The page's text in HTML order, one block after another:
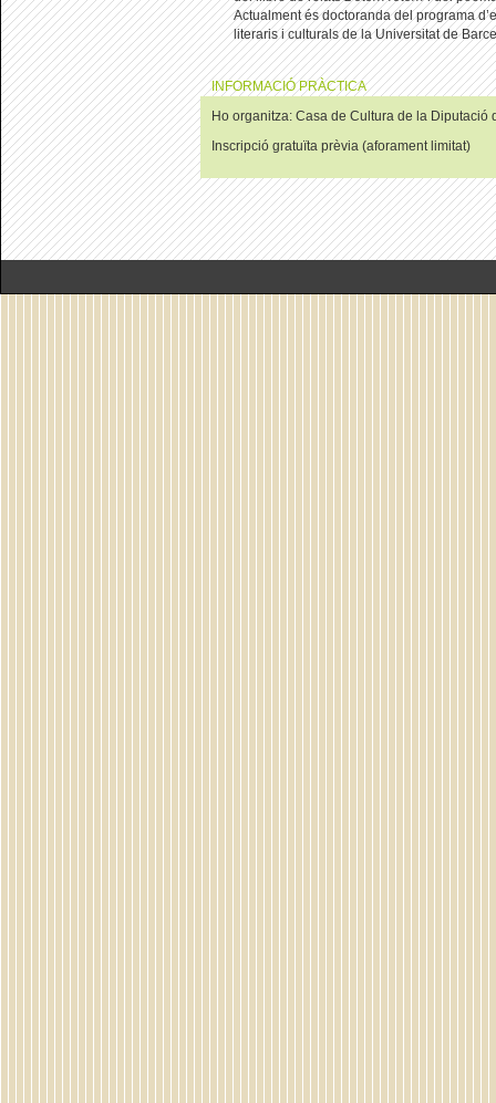
Actualment és doctoranda del programa
literaris i culturals de la Universitat de
INFORMACIÓ PRÀCTICA
Ho organitza: Casa de Cultura de la Diputació
Inscripció gratuïta prèvia (aforament limitat)